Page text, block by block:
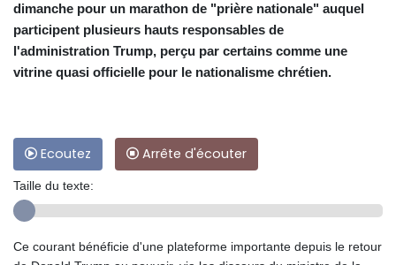
dimanche pour un marathon de "prière nationale" auquel
participent plusieurs hauts responsables de
l'administration Trump, perçu par certains comme une
vitrine quasi officielle pour le nationalisme chrétien.
Ecoutez Arrête d'écouter
Taille du texte:
Ce courant bénéficie d'une plateforme importante depuis le retour